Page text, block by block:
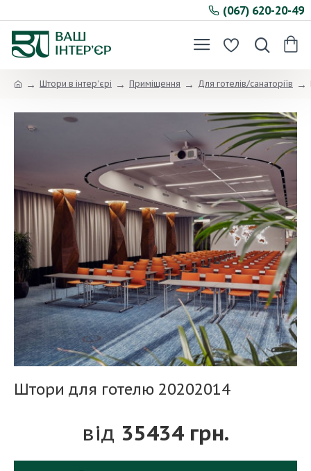
(067) 620-20-49
Штори в інтер’єрі Приміщення Для готелів/санаторіїв
Штори для готелю 20202014
35434 грн.